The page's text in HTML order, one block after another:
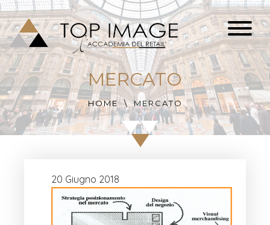
MERCATO
HOME MERCATO
20 Giugno 2018